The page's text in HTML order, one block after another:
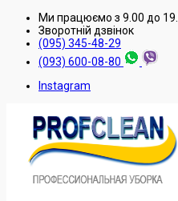
Ми працюємо з 9.00 до
Зворотнiй дзвiнок
(095) 345-48-29
(093) 600-08-80
Instagram